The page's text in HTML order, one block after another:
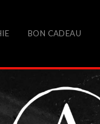
BON CADEAU